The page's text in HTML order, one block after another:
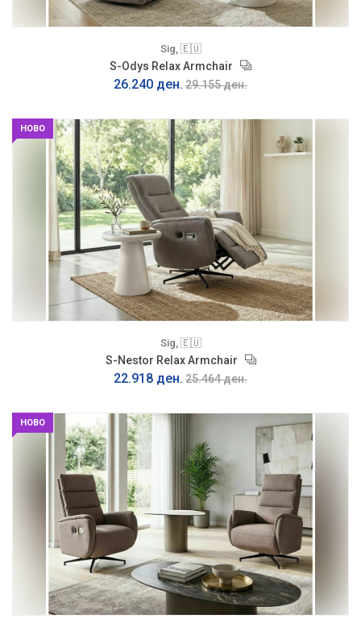
Sig, 🇪🇺
S-Odys Relax Armchair
26.240 ден. 29.155 ден.
НОВО
Sig, 🇪🇺
S-Nestor Relax Armchair
22.918 ден. 25.464 ден.
НОВО